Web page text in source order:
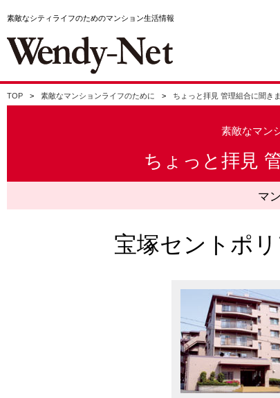
素敵なシティライフのためのマンション生活情報
TOP 素敵なマンションライフのために ちょっと拝見 管理組合に聞き
素敵なマン
ちょっと拝見
マ
宝塚セントポリ